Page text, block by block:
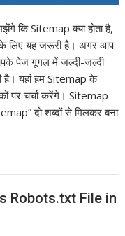
कि Sitemap क्या होता है,
के लिए यह जरूरी है। अगर आप
पेज गूगल में जल्दी-जल्दी
है। यहां हम Sitemap के
पर चर्चा करेंगे। Sitemap
दो शब्दों से मिलकर बना
Robots.txt File in